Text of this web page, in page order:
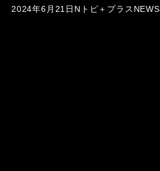
2024年6月21日Nトピ＋プラスNEWS